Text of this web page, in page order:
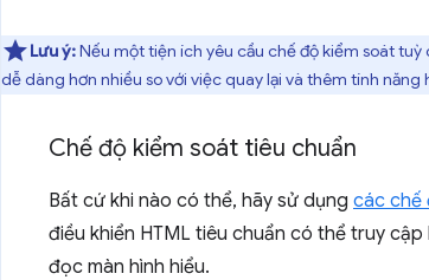
Lưu ý:Nếu một tiện ích yêu cầu chế độ kiểm soát
dễ dàng hơn nhiều so với việc quay lại và thêm tính năng
Chế độ kiểm soát tiêu chuẩn
Bất cứ khi nào có thể, hãy sử dụng các chế
điều khiển HTML tiêu chuẩn có thể truy
đọc màn hình hiểu.